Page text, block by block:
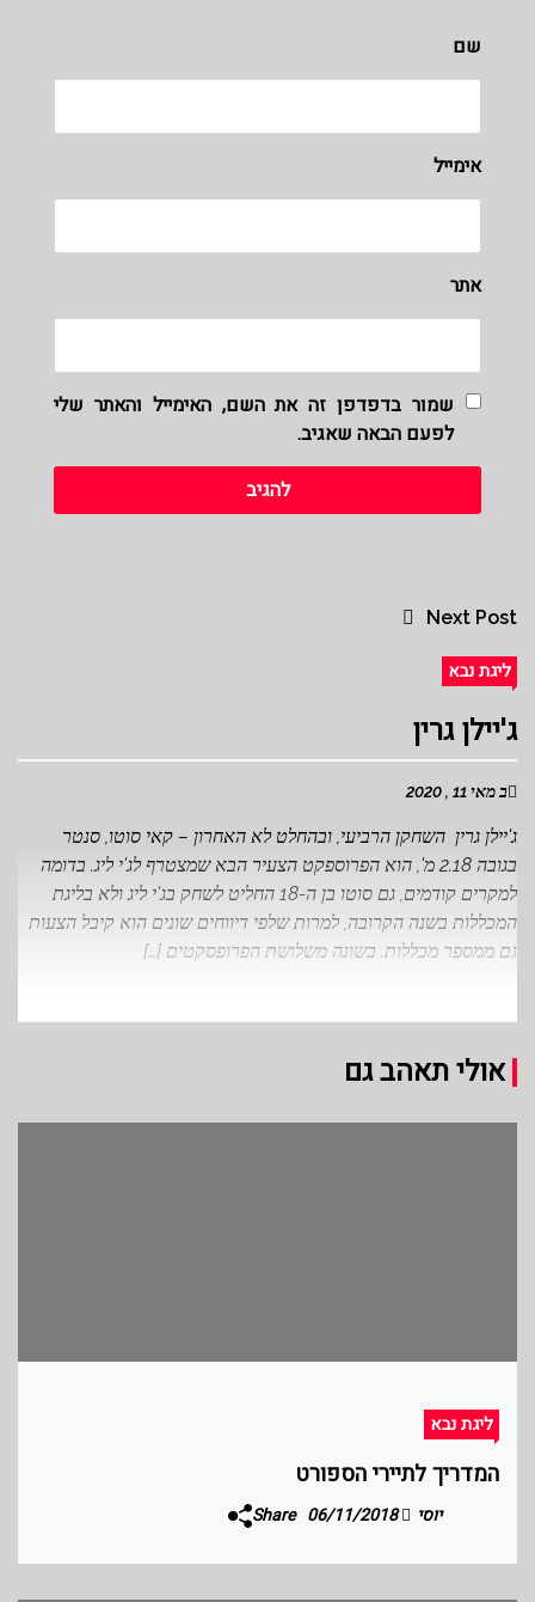
שם
אימייל
אתר
שמור בדפדפן זה את השם, האימייל והאתר שלי
לפעם הבאה שאגיב.
Next Post
ליגת נבא
ג'יילן גרין
ב מאי 11 , 2020
ג'יילן גרין השחקן הרביעי, ובהחלט לא האחרון – קאי סוטו, סנטר
בגובה 2.18 מ', הוא הפרוספקט הצעיר הבא שמצטרף לג'י ליג. בדומה
למקרים קודמים, גם סוטו בן ה-18 החליט לשחק בג'י ליג ולא בליגת
המכללות בשנה הקרובה, למרות שלפי דיווחים שונים הוא קיבל הצעות
גם ממספר מכללות. בשונה משלושת הפרופסקטים […]
אולי תאהב גם
ליגת נבא
המדריך לתיירי הספורט
יוסי 06/11/2018
Share